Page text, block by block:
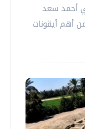
أحمد سعد
أهم أيقونات